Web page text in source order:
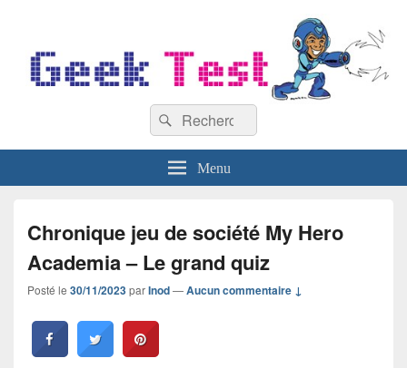
Recherche :
Rechercher
Menu
Chronique jeu de société My Hero
Academia – Le grand quiz
Posté le 30/11/2023parInod—Aucun commentaire ↓